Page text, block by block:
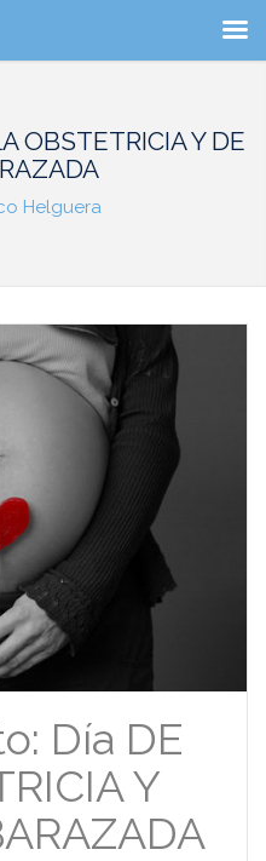
OBSTETRICIA Y DE
Helguera
Día DE
Y